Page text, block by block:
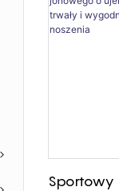
Sportowy